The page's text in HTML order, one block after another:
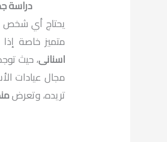
دراسة
يحتاج أي شخص
متميز خاصة
اسنانى، حيث
مجال عيادات
تريده، وتعرض